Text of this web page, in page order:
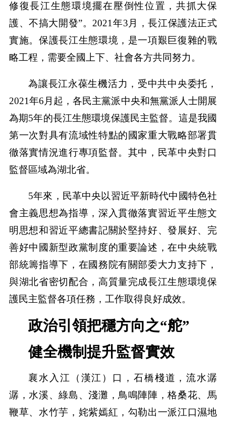
修復長江生態環境擺在壓倒性位置，共抓大保
護、不搞大開發”。2021年3月，長江保護法正式
實施。保護長江生態環境，是一項艱巨復雜的戰
略工程，需要全國上下、社會各方共同努力。
為讓長江永葆生機活力，受中共中央委托，
2021年6月起，各民主黨派中央和無黨派人士開展
為期5年的長江生態環境保護民主監督。這是我國
第一次對具有流域性特點的國家重大戰略部署貫
徹落實情況進行專項監督。其中，民革中央對口
監督區域為湖北省。
5年來，民革中央以習近平新時代中國特色社
會主義思想為指導，深入貫徹落實習近平生態文
明思想和習近平總書記關於堅持好、發展好、完
善好中國新型政黨制度的重要論述，在中央統戰
部統籌指導下，在國務院有關部委大力支持下，
與湖北省密切配合，高質量完成長江生態環境保
護民主監督各項任務，工作取得良好成效。
政治引領把穩方向之“舵”
健全機制提升監督實效
襄水入江（漢江）口，石橋棧道，流水潺
潺，水溪、綠島、淺灘，鳥鳴陣陣，格桑花、馬
鞭草、水竹芋，姹紫嫣紅，勾勒出一派江口濕地